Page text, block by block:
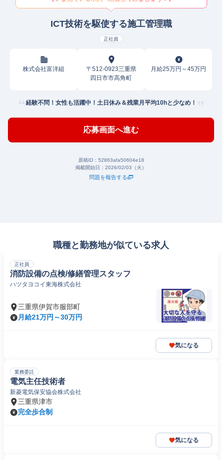
ICT技術を駆使する施工管理職
正社員
株式会社富洋組
〒512-0923三重県
四日市市高角町
月給25万円～45万円
経験不問！女性も活躍中！土日休み＆残業月平均10hと少なめ！
応募画面へ進む
原稿ID： 52863afa50604e18
掲載開始日： 2026/02/03（火）
問題を報告する
職種と勤務地が似ている求人
正社員
消防設備の点検/修繕管理スタッフ
ハツタヨコイ東海株式会社
三重県伊賀市服部町
月給21万円～30万円
気になる
業務委託
電気主任技術者
新菱電気保安協会株式会社
三重県津市
完全歩合制
気になる